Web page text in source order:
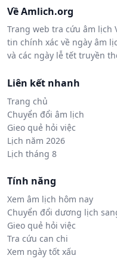
Về Amlich.org
Trang web tra cứu âm lịch
tin chính xác về ngày âm
và các ngày lễ tết truyền
Liên kết nhanh
Trang chủ
Chuyển đổi âm lịch
Gieo quẻ hỏi việc
Lịch năm 2026
Lịch tháng 8
Tính năng
Xem âm lịch hôm nay
Chuyển đổi dương lịch
Gieo quẻ hỏi việc
Tra cứu can chi
Xem ngày tốt xấu